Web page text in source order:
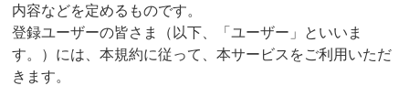
内容などを定めるものです。
登録ユーザーの皆さま（以下、「ユーザー」といいま
す。）には、本規約に従って、本サービスをご利用いただ
きます。